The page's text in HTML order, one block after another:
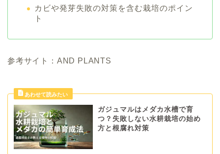
カビや発芽失敗の対策を含む栽培のポイン
ト
参考サイト：AND PLANTS
ガジュマルはメダカ水槽で育
つ？失敗しない水耕栽培の始め
方と根腐れ対策